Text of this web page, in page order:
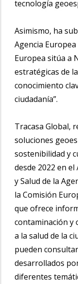
tecnología
Asimismo, ha
Agencia
Europea sitúa a
estratégicas de
conocimiento
ciudadanía”.
Tracasa Global,
soluciones
sostenibilidad y
desde 2022 en
y Salud de la
la Comisión
que ofrece
contaminación y
a la salud de la
pueden
desarrollados
diferentes